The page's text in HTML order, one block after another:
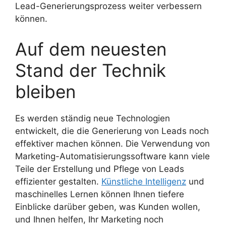
Lead-Generierungsprozess weiter verbessern
können.
Auf dem neuesten
Stand der Technik
bleiben
Es werden ständig neue Technologien
entwickelt, die die Generierung von Leads noch
effektiver machen können. Die Verwendung von
Marketing-Automatisierungssoftware kann viele
Teile der Erstellung und Pflege von Leads
effizienter gestalten. Künstliche Intelligenz und
maschinelles Lernen können Ihnen tiefere
Einblicke darüber geben, was Kunden wollen,
und Ihnen helfen, Ihr Marketing noch